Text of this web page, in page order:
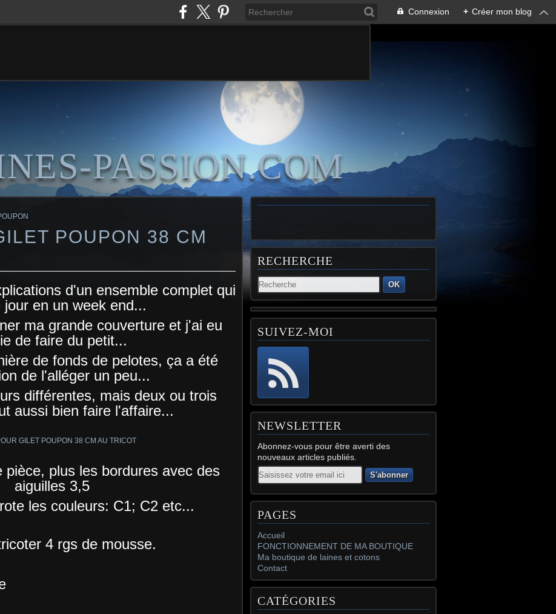
Connexion + Créer mon blog
PASSION.COM
POUPON 38 CM
d'un ensemble complet qui
jour en un week end...
ma grande couverture et j'ai eu
de faire du petit...
de fonds de pelotes, ça a été
de l'alléger un peu...
différentes, mais deux ou trois
aussi bien faire l'affaire...
pièce, plus les bordures avec des
aiguilles 3,5
les couleurs: C1; C2 etc...
4 rgs de mousse.
RECHERCHE
OK
SUIVEZ-MOI
NEWSLETTER
Abonnez-vous pour être averti des
nouveaux articles publiés.
Email
PAGES
Accueil
FONCTIONNEMENT DE MA BOUTIQUE
Ma boutique de laines et cotons
Contact
CATÉGORIES